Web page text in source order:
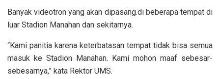
Banyak videotron yang akan dipasang.di beberapa tempat di
luar Stadion Manahan dan sekitarnya.
“Kami panitia karena keterbatasan tempat tidak bisa semua
masuk ke Stadion Manahan. Kami mohon maaf sebesar-
sebesarnya,” kata Rektor UMS.